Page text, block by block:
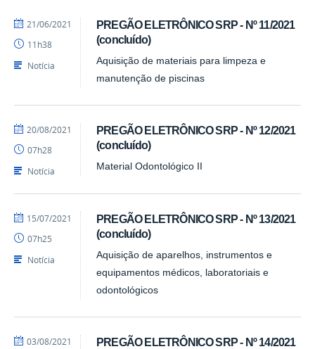
PREGÃO ELETRÔNICO SRP - Nº 11/2021
(concluído)
Aquisição de materiais para limpeza e
manutenção de piscinas
por
publicado
21/06/2021
11h38
Notícia
PREGÃO ELETRÔNICO SRP - Nº 12/2021
(concluído)
Material Odontológico II
por
publicado
20/08/2021
07h28
Notícia
PREGÃO ELETRÔNICO SRP - Nº 13/2021
(concluído)
Aquisição de aparelhos, instrumentos e
equipamentos médicos, laboratoriais e
odontológicos
por
publicado
15/07/2021
07h25
Notícia
PREGÃO ELETRÔNICO SRP - Nº 14/2021
por
publicado
03/08/2021